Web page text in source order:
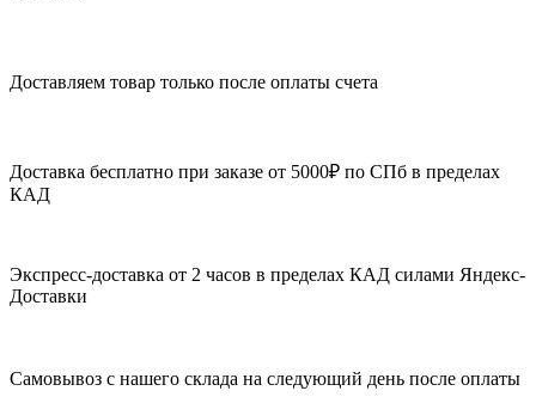
Доставляем товар только после оплаты счета
Доставка бесплатно при заказе от 5000₽ по СПб в пределах
КАД
Экспресс-доставка от 2 часов в пределах КАД силами Яндекс-
Доставки
Самовывоз с нашего склада на следующий день после оплаты